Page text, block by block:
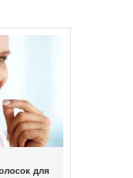
для